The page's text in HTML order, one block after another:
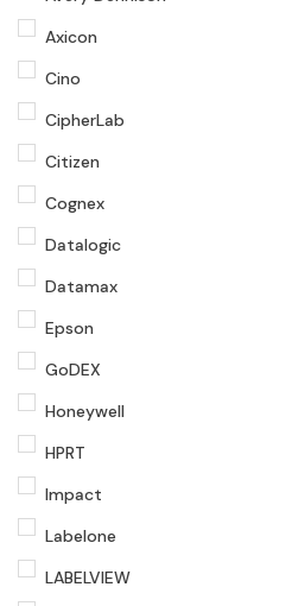
Axicon
Cino
CipherLab
Citizen
Cognex
Datalogic
Datamax
Epson
GoDEX
Honeywell
HPRT
Impact
Labelone
LABELVIEW